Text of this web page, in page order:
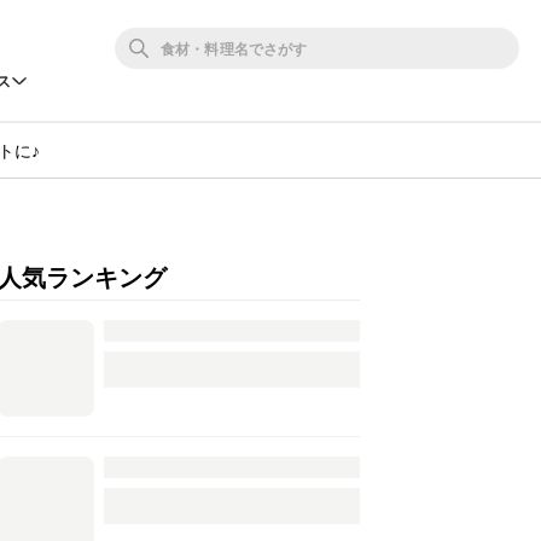
に♪
人気ランキング